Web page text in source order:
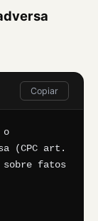
Copiar
o
(CPC art.
sobre fatos